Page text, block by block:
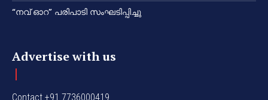
“നവ് ഓറ” പരിപാടി സംഘടിപ്പിച്ചു
Advertise with us
Contact +91 7736000419